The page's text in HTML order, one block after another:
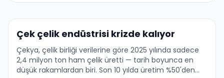
Çek çelik endüstrisi krizde kalıyor
Çekya, çelik birliği verilerine göre 2025 yılında sadece
2,4 milyon ton ham çelik üretti — tarih boyunca en
düşük rakamlardan biri. Son 10 yılda üretim %50'den